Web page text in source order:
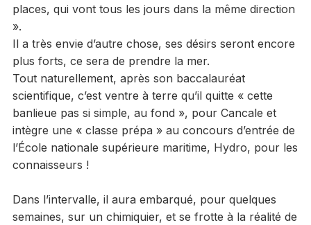
places, qui vont tous les jours dans la même direction
».
Il a très envie d’autre chose, ses désirs seront encore
plus forts, ce sera de prendre la mer.
Tout naturellement, après son baccalauréat
scientifique, c’est ventre à terre qu’il quitte « cette
banlieue pas si simple, au fond », pour Cancale et
intègre une « classe prépa » au concours d’entrée de
l’École nationale supérieure maritime, Hydro, pour les
connaisseurs !
Dans l’intervalle, il aura embarqué, pour quelques
semaines, sur un chimiquier, et se frotte à la réalité de